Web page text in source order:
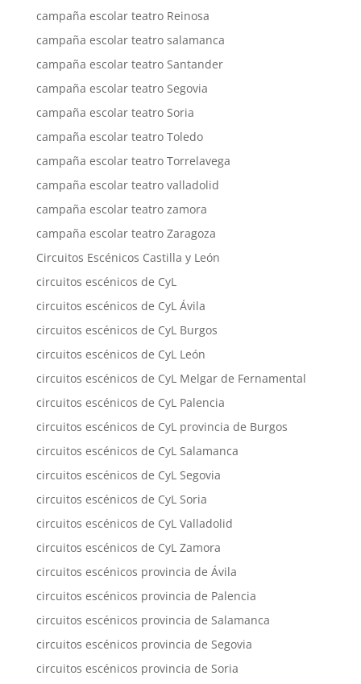
campaña escolar teatro Reinosa
campaña escolar teatro salamanca
campaña escolar teatro Santander
campaña escolar teatro Segovia
campaña escolar teatro Soria
campaña escolar teatro Toledo
campaña escolar teatro Torrelavega
campaña escolar teatro valladolid
campaña escolar teatro zamora
campaña escolar teatro Zaragoza
Circuitos Escénicos Castilla y León
circuitos escénicos de CyL
circuitos escénicos de CyL Ávila
circuitos escénicos de CyL Burgos
circuitos escénicos de CyL León
circuitos escénicos de CyL Melgar de Fernamental
circuitos escénicos de CyL Palencia
circuitos escénicos de CyL provincia de Burgos
circuitos escénicos de CyL Salamanca
circuitos escénicos de CyL Segovia
circuitos escénicos de CyL Soria
circuitos escénicos de CyL Valladolid
circuitos escénicos de CyL Zamora
circuitos escénicos provincia de Ávila
circuitos escénicos provincia de Palencia
circuitos escénicos provincia de Salamanca
circuitos escénicos provincia de Segovia
circuitos escénicos provincia de Soria